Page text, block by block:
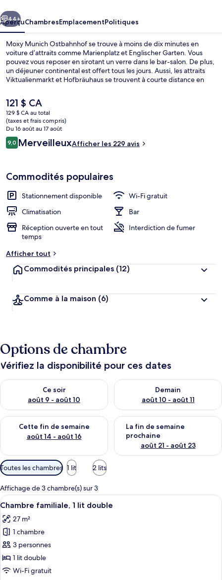
Suivant
44+
AperçuChambresEmplacementPolitiques
Moxy Munich Ostbahnhof se trouve à moins de dix minutes en
voiture d’attraits comme Marienplatz et Englischer Garten. Vous
pouvez vous reposer en sirotant un verre dans le bar-salon. De plus,
un déjeuner continental est offert tous les jours. Aussi, les attraits
Viktualienmarkt et Hofbräuhaus se trouvent à courte distance en
transport en commun : Ampfingstraße Tram Stop se trouve
à 10 minutes et Station de S-Bahn Ostbahnhof est à 10 minutes.
Le
prix
actuel
est
de 121 $ CA
121 $ CA
129 $ CA au total
(taxes et frais compris)
Du 16 août au 17 août
Avis
9,09,0 sur 10 –
MerveilleuxAfficher les 229 avis
Commodités populaires
Stationnement disponible
Wi-Fi gratuit
Climatisation
Bar
Réception ouverte en tout
temps
Interdiction de fumer
Afficher tout
Commodités principales (12)
Comme à la maison (6)
Options de chambre
Vérifiez la disponibilité pour ces dates
Ce soir
août 9 - août 10
Vérifier la disponibilité pour ce soir août 9 - août 10
Demain
août 10 - août 11
Vérifier la disponibilité pour
Cette fin de semaine
août 14 - août 16
Vérifier la disponibilité pour cette fin de semaine août 14 -
La fin de semaine
prochaine
août 21 - août 23
Vérifier la disponibilité pour
Filtres
disponibles
pour
les
chambres
Toutes les chambres 1 lit 2 lits
Affichage de 3 chambre(s) sur 3
Afficher
toutes
les
photos
pour
ce
type
Un salon moderne avec un grand
5
Chambre familiale, 1 lit double
27 m²
1 chambre
3 personnes
1 lit double
Wi-Fi gratuit